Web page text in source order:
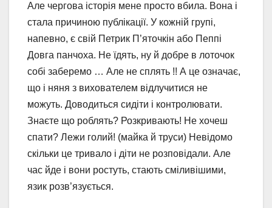
Але чергова історія мене просто вбила. Вона і
стала причиною публікації. У кожній групі,
напевно, є свій Петрик П’яточкін або Пеппі
Довга панчоха. Не їдять, ну й добре в лоточок
собі заберемо … Але не сплять !! А це означає,
що і няня з вихователем відлучитися не
можуть. Доводиться сидіти і контролювати.
Знаєте що роблять? Розкривають! Не хочеш
спати? Лежи голий! (майка й труси) Невідомо
скільки це тривало і діти не розповідали. Але
час йде і вони ростуть, стають сміливішими,
язик розв’язується.